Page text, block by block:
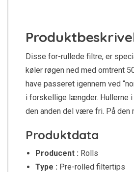
Disse for-rullede filtre, er
køler røgen ned med omtrent
have passeret igennem ved
i forskellige længder. Hullerne
den anden del være fri. På den
Produktdata
Producent : Rolls
Type : Pre-rolled filtertips